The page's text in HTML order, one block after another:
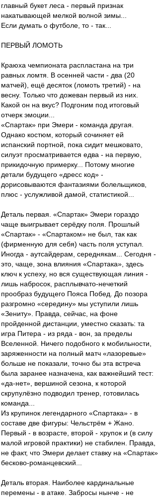
главный букет леса - первый признак
накатывающей мелкой волной зимы...
Если думать о футболе, то - так...
ПЕРВЫЙ ЛОМОТЬ
Краюха чемпионата распластана на три
равных ломтя. В осенней части - два (20
матчей), ещё десяток (ломоть третий) - на
весну. Только что дожеван первый из них.
Какой он на вкус? Подгоним под итоговый
отчерк эмоции...
«Спартак» при Эмери - команда другая.
Однако костюм, который сочиняет ей
испанский портной, пока сидит мешковато,
силуэт просматривается едва - на первую,
прикидочную примерку... Потому многие
детали будущего «дресс код» -
дорисовываются фантазиями болельщиков,
плюс - услужливой дамой, статистикой...
Деталь первая. «Спартак» Эмери гораздо
чаще выигрывает серёдку поля. Прошлый
«Спартак» - «Спартаком» не был, так как
(фирменную для себя) часть поля уступал.
Иногда - аутсайдерам, середнякам... Сегодня -
это, чаще, зона влияния «Спартака», здесь
ключ к успеху, но вся существующая линия -
лишь набросок, расплывчато-нечеткий
прообраз будущего Пояса Побед. До позора
разгромно «середину» мы уступили лишь
«Зениту». Правда, сейчас, на фоне
пройденной дистанции, уместно сказать: та
игра Питера - из ряда - вон, за пределы
Вселенной. Ничего подобного к мобильности,
заряженности на полный матч «лазоревые»
больше не показали, точно бы эта встреча
была заранее назначена, как важнейший тест:
«да-нет», вершиной сезона, к которой
скрупулёзно подводил тренер, готовилась
команда...
Из крупинок легендарного «Спартака» - в
составе две фигуры: Чельстрём + Жано.
Первый - в возрасте, второй - хрупок и (в силу
малой игровой практики) не стабилен. Правда,
не факт, что Эмери делает ставку на «Спартак»
бесково-романцевский...
Деталь вторая. Наиболее кардинальные
перемены - в атаке. Забросы нынче - не